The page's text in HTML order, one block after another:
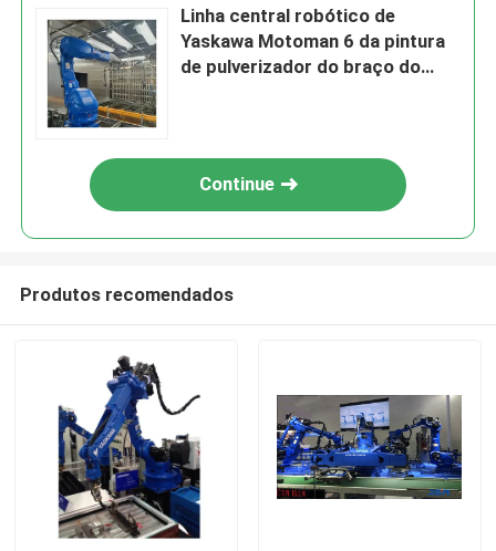
Linha central robótico de
Yaskawa Motoman 6 da pintura
de pulverizador do braço do
Continue
Produtos recomendados